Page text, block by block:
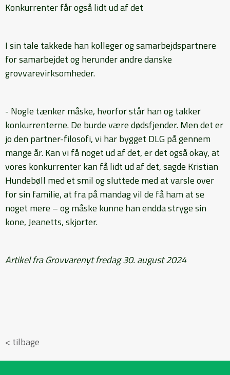
Konkurrenter får også lidt ud af det
I sin tale takkede han kolleger og samarbejdspartnere
for samarbejdet og herunder andre danske
grovvarevirksomheder.
- Nogle tænker måske, hvorfor står han og takker
konkurrenterne. De burde være dødsfjender. Men det er
jo den partner-filosofi, vi har bygget DLG på gennem
mange år. Kan vi få noget ud af det, er det også okay, at
vores konkurrenter kan få lidt ud af det, sagde Kristian
Hundebøll med et smil og sluttede med at varsle over
for sin familie, at fra på mandag vil de få ham at se
noget mere – og måske kunne han endda stryge sin
kone, Jeanetts, skjorter.
Artikel fra Grovvarenyt fredag 30. august 2024
< tilbage